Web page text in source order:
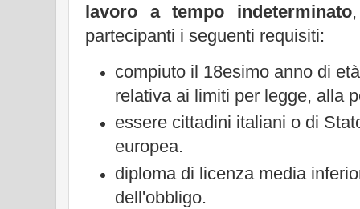
lavoro a tempo indeterminato
partecipanti i seguenti requisiti:
compiuto il 18esimo anno di
relativa ai limiti per legge, alla
essere cittadini italiani o di
europea.
diploma di licenza media
dell'obbligo.